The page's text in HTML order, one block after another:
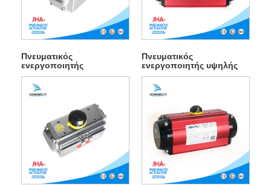
Πνευματικός
ενεργοποιητής
συμπαγούς σχεδίασης
Πνευματικός
ενεργοποιητής υψηλής
θερμοκρασίας